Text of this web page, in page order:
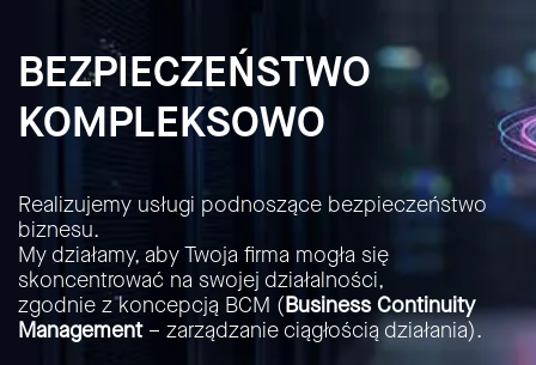
BEZPIECZEŃSTWO
KOMPLEKSOWO
Realizujemy usługi podnoszące bezpieczeństwo
biznesu.
My działamy, aby Twoja firma mogła się
skoncentrować na swojej działalności,
zgodnie z koncepcją BCM (Business Continuity
Management– zarządzanie ciągłością działania).